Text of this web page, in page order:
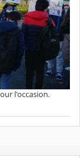
l'occasion.